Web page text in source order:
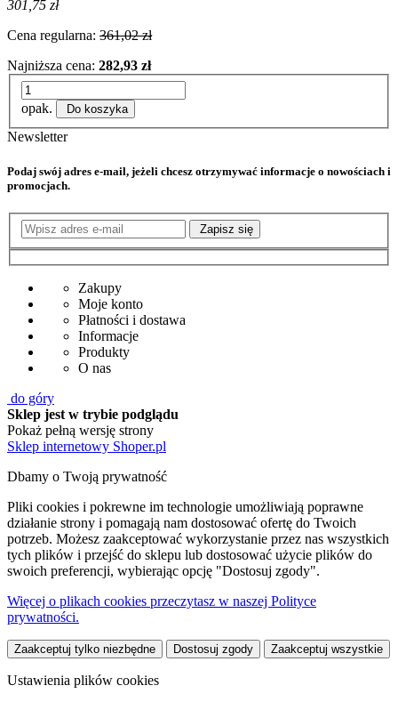
301,75 zł
Cena regularna: 361,02 zł
Najniższa cena: 282,93 zł
opak. Do koszyka
Newsletter
Podaj swój adres e-mail, jeżeli chcesz otrzymywać informacje o nowościach i
promocjach.
Zapisz się
Zakupy
Moje konto
Płatności i dostawa
Informacje
Produkty
O nas
do góry
Sklep jest w trybie podglądu
Pokaż pełną wersję strony
Sklep internetowy Shoper.pl
Dbamy o Twoją prywatność
Pliki cookies i pokrewne im technologie umożliwiają poprawne
działanie strony i pomagają nam dostosować ofertę do Twoich
potrzeb. Możesz zaakceptować wykorzystanie przez nas wszystkich
tych plików i przejść do sklepu lub dostosować użycie plików do
swoich preferencji, wybierając opcję "Dostosuj zgody".
Więcej o plikach cookies przeczytasz w naszej Polityce
prywatności.
Zaakceptuj tylko niezbędne Dostosuj zgody Zaakceptuj wszystkie
Ustawienia plików cookies